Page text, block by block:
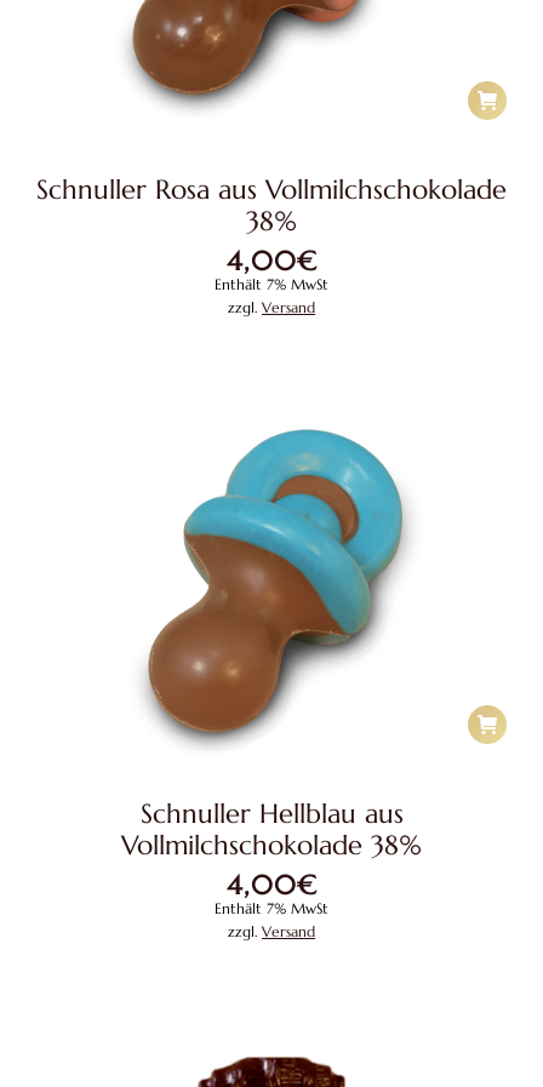
Schnuller Rosa aus Vollmilchschokolade
38%
4,00€
Enthält 7% MwSt
zzgl. Versand
Schnuller Hellblau aus
Vollmilchschokolade 38%
4,00€
Enthält 7% MwSt
zzgl. Versand